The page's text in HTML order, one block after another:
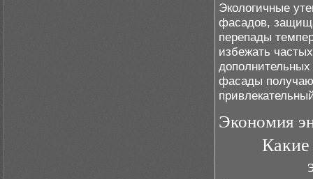
Экологичные
фасадов,
перепады
избежать
фасады
Экономия
Какие